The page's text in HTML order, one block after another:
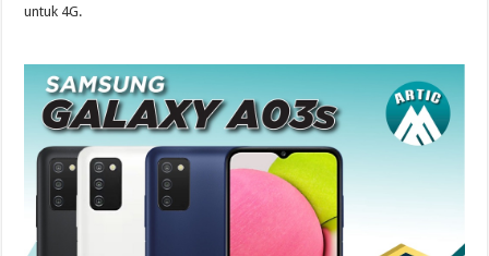
untuk 4G.